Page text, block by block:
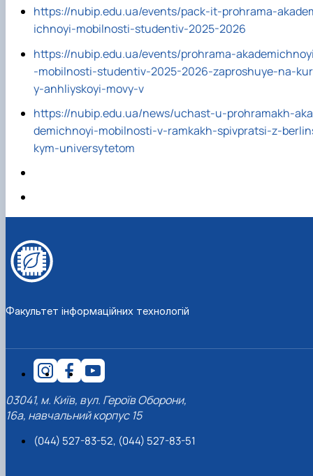
https://nubip.edu.ua/events/pack-it-prohrama-
ichnoyi-mobilnosti-studentiv-2025-2026
https://nubip.edu.ua/events/prohrama-
-mobilnosti-studentiv-2025-2026-zaproshuye-na-
y-anhliyskoyi-movy-v
https://nubip.edu.ua/news/uchast-u-prohramakh-aka
demichnoyi-mobilnosti-v-ramkakh-spivpratsi-z-
kym-universytetom
Факультет інформаційних технологій
03041, м. Київ, вул. Героїв Оборони,
16а, навчальний корпус 15
(044) 527-83-52, (044) 527-83-51